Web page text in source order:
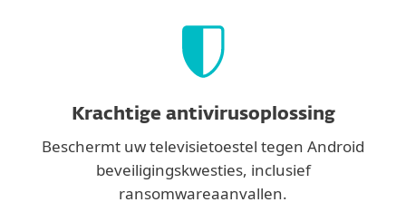
Krachtige antivirusoplossing
Beschermt uw televisietoestel tegen Android
beveiligingskwesties, inclusief
ransomwareaanvallen.